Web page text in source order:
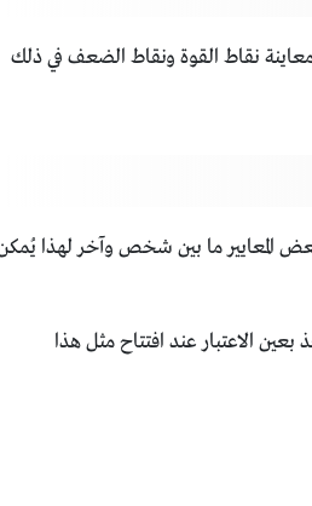
نقاط القوة ونقاط الضعف في ذلك
المعايير ما بين شخص وآخر لهذا
الاعتبار عند افتتاح مثل هذا